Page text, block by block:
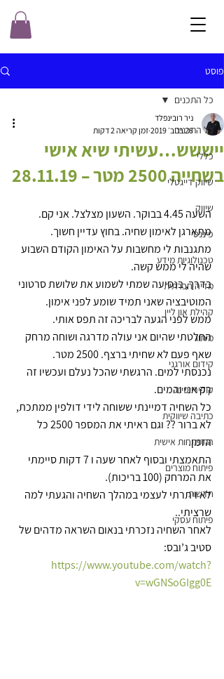
פוסט
כל התכנים
כללי
שיווק דייגטלי
שיווק
פיננסי
טכנולוגיות מידע
מדיה חברתית
קהילת און ליין
מיתוג
קידום אורגני
קופירייטינג
כתיבה שיווקית
התפתחות אישית
פיתוח מוצרים
חדשות
פיתוח עסקי
כל התכנים
ייששש…עשיתי שיא אישי
בשחייה 2500 מטר – 28.11.19
ניר רובינפלד
28 בנוב׳ 2019
זמן קריאה 2 דקות
השעה 4.45 בבוקר. השעון מצלצל. אני קם.
מתארגן לאימון שחיה. בחוץ עדיין חשוך.
מתגנבות לי מחשבות על האימון הקודם השבוע
שהיה לי ממש קשה.
בדרך, בנסיעה שמתי לשמוע את שלושת סרטוני
המוטיבציה שאני תמיד שומע לפני אימון.
ממש לפני הגעה לבריכה זה תפס אותי.
החלטתי שהיום אני עולה מדרגה ושוחה מרחק
שאף פעם לא שחיתי ברצף. 2500 מטר.
נכנסתי למים. הרגשתי שהכל נעלם ועכשיו זה
רק אני והמים.
כל השחיה דמיינתי ששוחה לידי דולפין ממתכת,
לא ברור ?? וגם ראיתי את המספר 2500 כל
הזמן.
התאמצתי ובסוף לאחר שעה ו 7 דקות סיימתי
את המרחק (100 בריכות).
לא ויתרתי לעצמי במהלך השחיה והגעתי למה
שרציתי..
לאחר השחיה נזכרתי בנאום השראה מדהים של
סטיב ג’ובס:
https://www.youtube.com/watch?
v=wGNSoGIgg0E